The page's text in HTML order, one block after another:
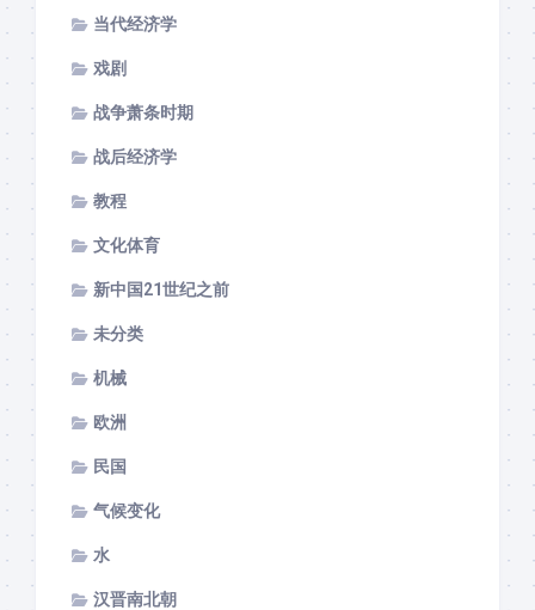
当代经济学
戏剧
战争萧条时期
战后经济学
教程
文化体育
新中国21世纪之前
未分类
机械
欧洲
民国
气候变化
水
汉晋南北朝